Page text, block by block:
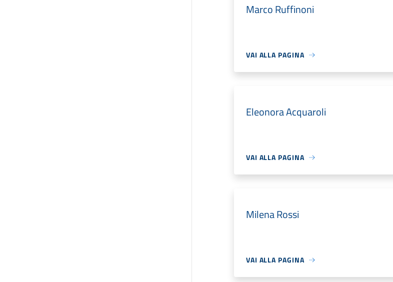
Marco Ruffinoni
VAI ALLA PAGINA
Eleonora Acquaroli
VAI ALLA PAGINA
Milena Rossi
VAI ALLA PAGINA